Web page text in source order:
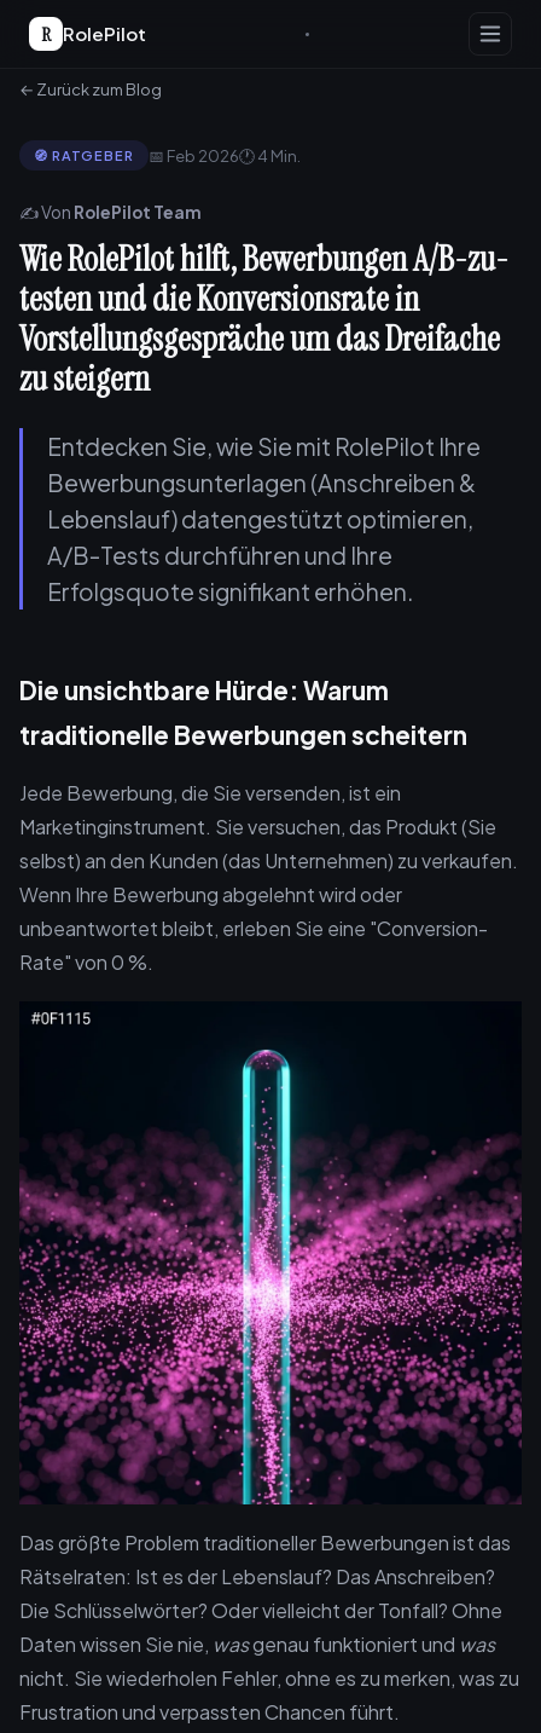
R RolePilot
← Zurück zum Blog
🧭 RATGEBER 📅 Feb 2026🕐 4 Min.
✍️ Von RolePilot Team
Wie RolePilot hilft, Bewerbungen A/B-zu-
testen und die Konversionsrate in
Vorstellungsgespräche um das Dreifache
zu steigern
Entdecken Sie, wie Sie mit RolePilot Ihre
Bewerbungsunterlagen (Anschreiben &
Lebenslauf) datengestützt optimieren,
A/B-Tests durchführen und Ihre
Erfolgsquote signifikant erhöhen.
Die unsichtbare Hürde: Warum
traditionelle Bewerbungen scheitern
Jede Bewerbung, die Sie versenden, ist ein
Marketinginstrument. Sie versuchen, das Produkt (Sie
selbst) an den Kunden (das Unternehmen) zu verkaufen.
Wenn Ihre Bewerbung abgelehnt wird oder
unbeantwortet bleibt, erleben Sie eine "Conversion-
Rate" von 0 %.
Das größte Problem traditioneller Bewerbungen ist das
Rätselraten: Ist es der Lebenslauf? Das Anschreiben?
Die Schlüsselwörter? Oder vielleicht der Tonfall? Ohne
Daten wissen Sie nie, wasgenau funktioniert und was
nicht. Sie wiederholen Fehler, ohne es zu merken, was zu
Frustration und verpassten Chancen führt.